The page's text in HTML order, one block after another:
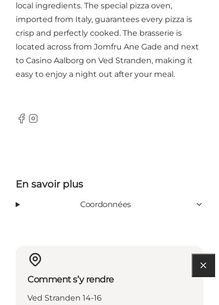
local ingredients. The special pizza oven,
imported from Italy, guarantees every pizza is
crisp and perfectly cooked. The brasserie is
located across from Jomfru Ane Gade and next
to Casino Aalborg on Ved Stranden, making it
easy to enjoy a night out after your meal.
Facebook
Instagram
En savoir plus
Coordonnées
Comment s’y rendre
Ved Stranden 14-16